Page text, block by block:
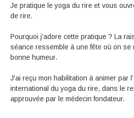
Je pratique le yoga du rire et vous
de rire.
Pourquoi j’adore cette pratique ? La
séance ressemble à une fête où on se
bonne humeur.
J'ai reçu mon habilitation à animer par
international du yoga du rire, dans le
approuvée par le médecin fondateur.